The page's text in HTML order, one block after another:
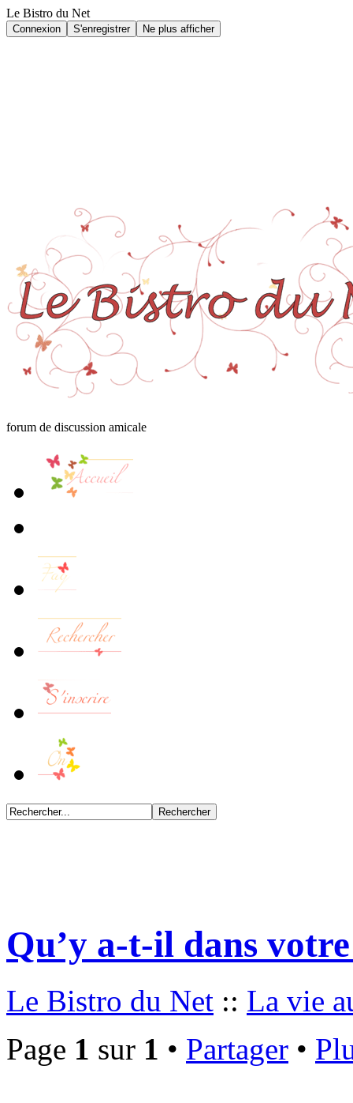
Le Bistro du Net
forum de discussion amicale
Qu’y a-t-il dans
Le Bistro du Net :: La vie
Page 1 sur 1 • Partager •